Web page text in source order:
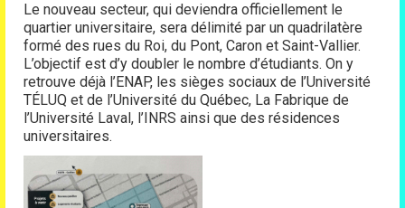
Le nouveau secteur, qui deviendra officiellement le
quartier universitaire, sera délimité par un quadrilatère
formé des rues du Roi, du Pont, Caron et Saint-Vallier.
L’objectif est d’y doubler le nombre d’étudiants. On y
retrouve déjà l’ENAP, les sièges sociaux de l’Université
TÉLUQ et de l’Université du Québec, La Fabrique de
l’Université Laval, l’INRS ainsi que des résidences
universitaires.